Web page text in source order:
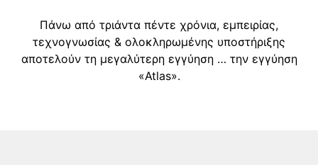
Πάνω από τριάντα πέντε χρόνια, εμπειρίας,
τεχνογνωσίας & ολοκληρωμένης υποστήριξης
αποτελούν τη μεγαλύτερη εγγύηση … την εγγύηση
«Atlas».